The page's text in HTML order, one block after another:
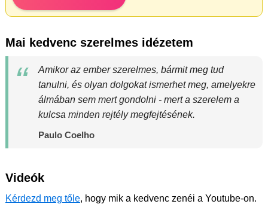
Mai kedvenc szerelmes idézetem
Amikor az ember szerelmes, bármit meg tud
tanulni, és olyan dolgokat ismerhet meg, amelyekre
álmában sem mert gondolni - mert a szerelem a
kulcsa minden rejtély megfejtésének.
Paulo Coelho
Videók
Kérdezd meg tőle, hogy mik a kedvenc zenéi a Youtube-on.